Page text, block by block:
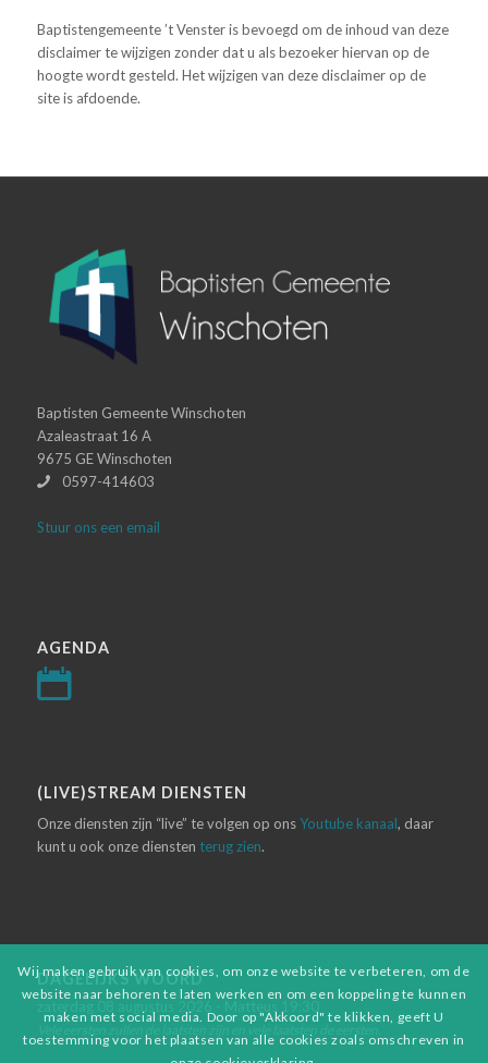
Baptistengemeente ’t Venster is bevoegd om de inhoud van deze
disclaimer te wijzigen zonder dat u als bezoeker hiervan op de
hoogte wordt gesteld. Het wijzigen van deze disclaimer op de
site is afdoende.
Baptisten Gemeente Winschoten
Azaleastraat 16 A
9675 GE Winschoten
0597-414603
Stuur ons een email
AGENDA
(LIVE)STREAM DIENSTEN
Onze diensten zijn “live” te volgen op onsYoutube kanaal, daar
kunt u ook onze diensten terug zien.
DAGELIJKS WOORD
Wij maken gebruik van cookies, om onze website te verbeteren, om de
website naar behoren te laten werken en om een koppeling te kunnen
maken met social media. Door op "Akkoord" te klikken, geeft U
toestemming voor het plaatsen van alle cookies zoals omschreven in